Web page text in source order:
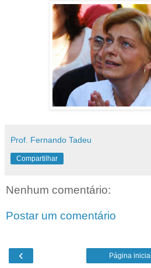
Prof. Fernando Tadeu
Compartilhar
Nenhum comentário:
Postar um comentário
‹ Página inicial